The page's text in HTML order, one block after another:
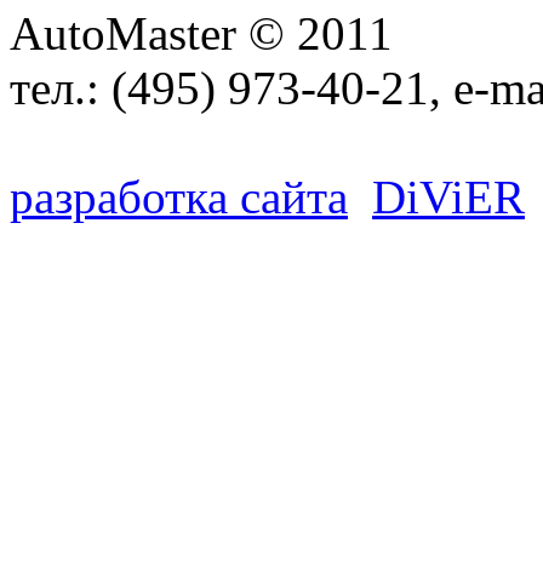
AutoMaster © 2011
тел.: (495) 973-40-21, e-
разработка сайта DiViER